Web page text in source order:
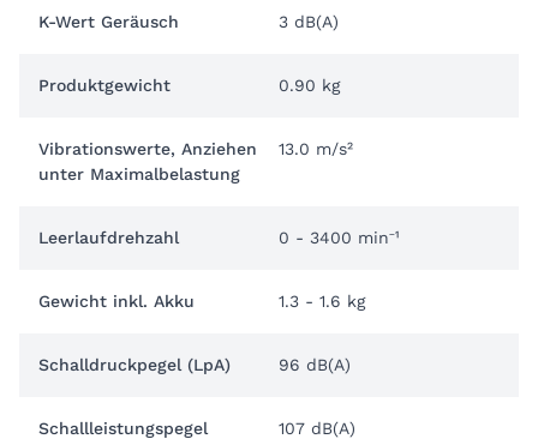
K-Wert Geräusch 3 dB(A)
Produktgewicht 0.90 kg
Vibrationswerte, Anziehen
unter Maximalbelastung
13.0 m/s²
Leerlaufdrehzahl 0 - 3400 min⁻¹
Gewicht inkl. Akku 1.3 - 1.6 kg
Schalldruckpegel (LpA) 96 dB(A)
Schallleistungspegel
107 dB(A)